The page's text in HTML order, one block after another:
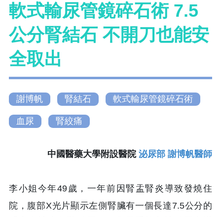
軟式輸尿管鏡碎石術 7.5
公分腎結石 不開刀也能安
全取出
謝博帆 腎結石 軟式輸尿管鏡碎石術
血尿 腎絞痛
中國醫藥大學附設醫院 泌尿部 謝博帆醫師
李小姐今年49歲，一年前因腎盂腎炎導致發燒住
院，腹部X光片顯示左側腎臟有一個長達7.5公分的